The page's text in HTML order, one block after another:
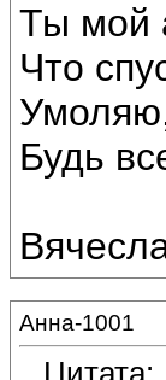
Ты мой
Что
Будь
Анна-1001